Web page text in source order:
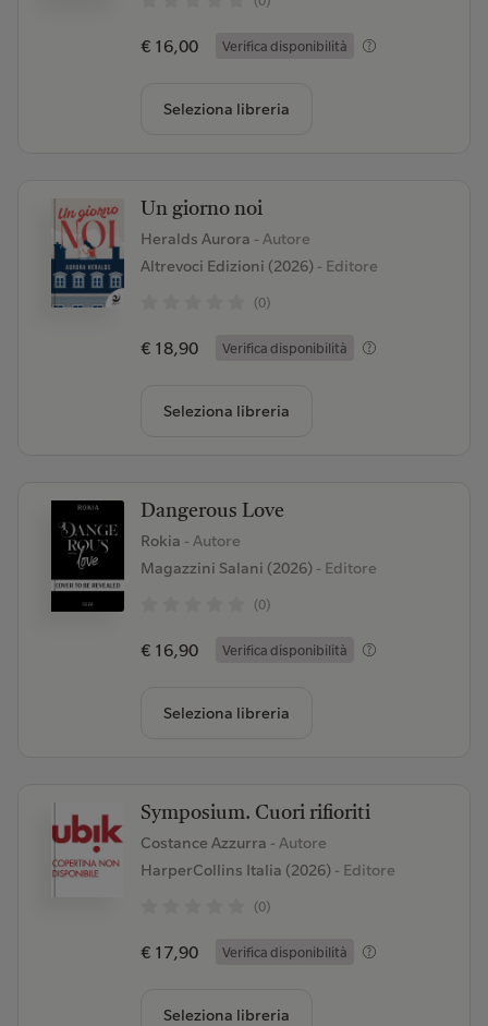
€ 16,00 Verifica disponibilità
Seleziona libreria
Un giorno noi
Heralds Aurora - Autore
Altrevoci Edizioni (2026)- Editore
(0)
€ 18,90 Verifica disponibilità
Seleziona libreria
Dangerous Love
Rokia - Autore
Magazzini Salani (2026)- Editore
(0)
€ 16,90 Verifica disponibilità
Seleziona libreria
Symposium. Cuori rifioriti
Costance Azzurra - Autore
HarperCollins Italia (2026)- Editore
(0)
€ 17,90 Verifica disponibilità
Seleziona libreria